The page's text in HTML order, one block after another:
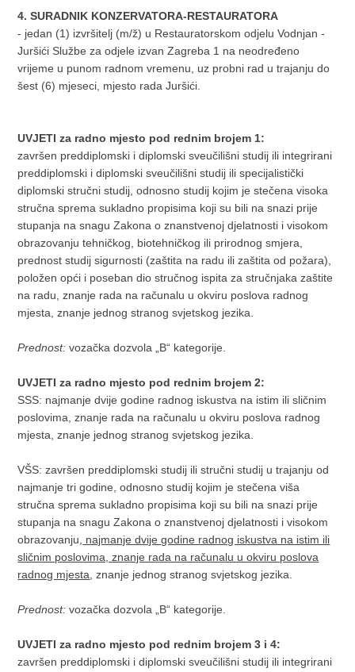
4. SURADNIK KONZERVATORA-RESTAURATORA
- jedan (1) izvršitelj (m/ž) u Restauratorskom odjelu Vodnjan -
Juršići Službe za odjele izvan Zagreba 1 na neodređeno
vrijeme u punom radnom vremenu, uz probni rad u trajanju do
šest (6) mjeseci, mjesto rada Juršići.
UVJETIza radno mjesto pod rednim brojem 1:
završen preddiplomski i diplomski sveučilišni studij ili integrirani
preddiplomski i diplomski sveučilišni studij ili specijalistički
diplomski stručni studij, odnosno studij kojim je stečena visoka
stručna sprema sukladno propisima koji su bili na snazi prije
stupanja na snagu Zakona o znanstvenoj djelatnosti i visokom
obrazovanju tehničkog, biotehničkog ili prirodnog smjera,
prednost studij sigurnosti (zaštita na radu ili zaštita od požara),
položen opći i poseban dio stručnog ispita za stručnjaka zaštite
na radu, znanje rada na računalu u okviru poslova radnog
mjesta, znanje jednog stranog svjetskog jezika.
Prednost: vozačka dozvola „B“ kategorije.
UVJETI za radno mjesto pod rednim brojem 2:
SSS: najmanje dvije godine radnog iskustva na istim ili sličnim
poslovima, znanje rada na računalu u okviru poslova radnog
mjesta, znanje jednog stranog svjetskog jezika.
VŠS: završen preddiplomski studij ili stručni studij u trajanju od
najmanje tri godine, odnosno studij kojim je stečena viša
stručna sprema sukladno propisima koji su bili na snazi prije
stupanja na snagu Zakona o znanstvenoj djelatnosti i visokom
obrazovanju,
najmanje dvije godine radnog iskustva na istim ili
sličnim poslovima, znanje rada na računalu u okviru poslova
radnog mjesta , znanje jednog stranog svjetskog jezika.
Prednost: vozačka dozvola „B“ kategorije.
UVJETI za radno mjesto pod rednim brojem 3 i 4:
završen preddiplomski i diplomski sveučilišni studij ili integrirani